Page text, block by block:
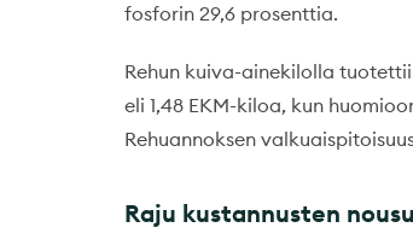
fosforin 29,6 prosenttia.
Rehun kuiva-ainekilolla
eli 1,48 EKM-kiloa, kun
Rehuannoksen
Raju kustannusten